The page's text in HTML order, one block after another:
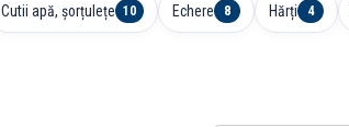
Cutii apă, șorțulețe 10 Echere 8 Hărți 4